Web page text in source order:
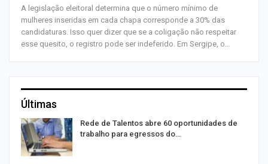
A legislação eleitoral determina que o número mínimo de
mulheres inseridas em cada chapa corresponde a 30% das
candidaturas. Isso quer dizer que se a coligação não respeitar
esse quesito, o registro pode ser indeferido. Em Sergipe, o…
Últimas
Rede de Talentos abre 60 oportunidades de
trabalho para egressos do…